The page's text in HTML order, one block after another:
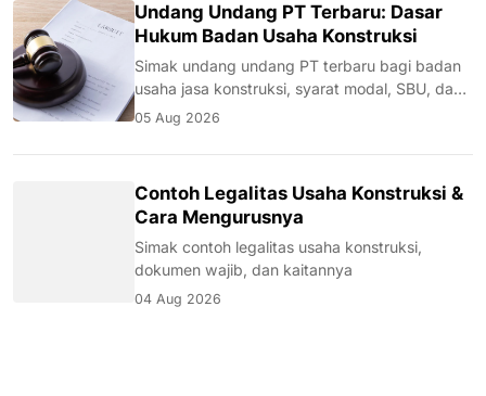
Undang Undang PT Terbaru: Dasar
Hukum Badan Usaha Konstruksi
Simak undang undang PT terbaru bagi badan
usaha jasa konstruksi, syarat modal, SBU, dan
kaitannya dengan LPJK serta tender proyek.
05 Aug 2026
Contoh Legalitas Usaha Konstruksi &
Cara Mengurusnya
Simak contoh legalitas usaha konstruksi,
dokumen wajib, dan kaitannya
04 Aug 2026